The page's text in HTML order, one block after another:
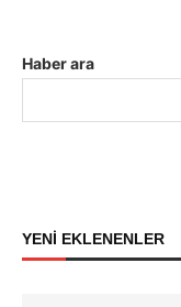
Haber ara
YENİ EKLENENLER